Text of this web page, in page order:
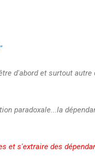
d'abord et surtout autre
paradoxale...la
et s'extraire des